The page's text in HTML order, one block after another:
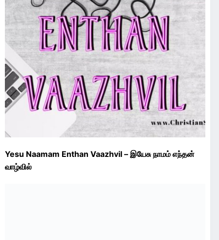
Yesu Naamam Enthan Vaazhvil – இயேசு நாமம் எந்தன்
வாழ்வில்